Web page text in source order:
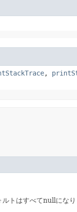
,
トはすべてnullになり